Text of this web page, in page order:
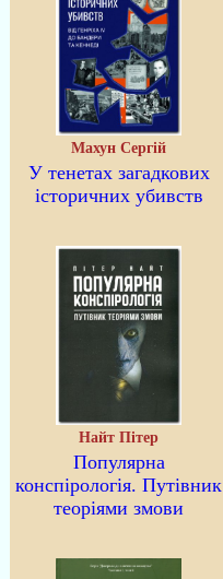
Махун Сергій
У тенетах загадкових
історичних убивств
Найт Пітер
Популярна
конспірологія. Путівник
теоріями змови